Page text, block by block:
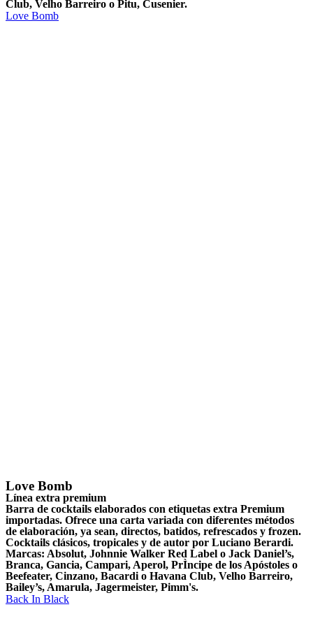
Club, Velho Barreiro o Pitu, Cusenier.
Love Bomb
Love Bomb
Línea extra premium
Barra de cocktails elaborados con etiquetas extra Premium
importadas. Ofrece una carta variada con diferentes métodos
de elaboración, ya sean, directos, batidos, refrescados y frozen.
Cocktails clásicos, tropicales y de autor por Luciano Berardi.
Marcas: Absolut, Johnnie Walker Red Label o Jack Daniel’s,
Branca, Gancia, Campari, Aperol, PrÌncipe de los Apóstoles o
Beefeater, Cinzano, Bacardi o Havana Club, Velho Barreiro,
Bailey’s, Amarula, Jagermeister, Pimm's.
Back In Black